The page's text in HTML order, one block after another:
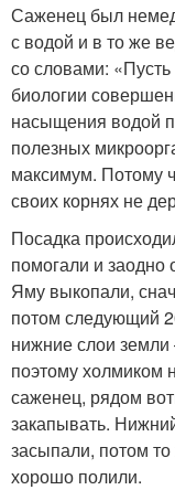
Саженец был
с водой и в то же
со словами:
биологии
насыщения водой
полезных
максимум. Потому
своих корнях не
Посадка
помогали и
Яму выкопали,
потом следующий
нижние слои земли
поэтому холмиком
саженец, рядом
закапывать.
засыпали, потом
хорошо полили.